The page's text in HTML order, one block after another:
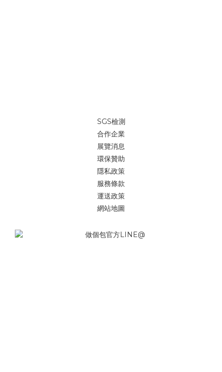
SGS檢測
合作企業
展覽消息
環保贊助
隱私政策
服務條款
運送政策
網站地圖